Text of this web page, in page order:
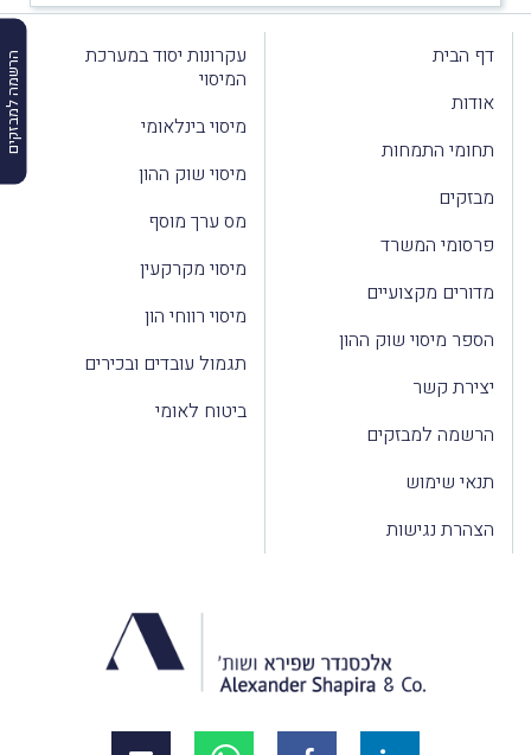
הרשמה למבזקים
דף הבית
אודות
תחומי התמחות
מבזקים
פרסומי המשרד
מדורים מקצועיים
הספר מיסוי שוק ההון
יצירת קשר
הרשמה למבזקים
תנאי שימוש
הצהרת נגישות
עקרונות יסוד במערכת
המיסוי
מיסוי בינלאומי
מיסוי שוק ההון
מס ערך מוסף
מיסוי מקרקעין
מיסוי רווחי הון
תגמול עובדים ובכירים
ביטוח לאומי